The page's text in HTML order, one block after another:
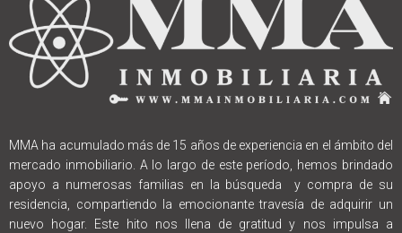
MMA ha acumulado más de 15 años de experiencia en el ámbito del
mercado inmobiliario. A lo largo de este período, hemos brindado
apoyo a numerosas familias en la búsqueda y compra de su
residencia, compartiendo la emocionante travesía de adquirir un
nuevo hogar. Este hito nos llena de gratitud y nos impulsa a